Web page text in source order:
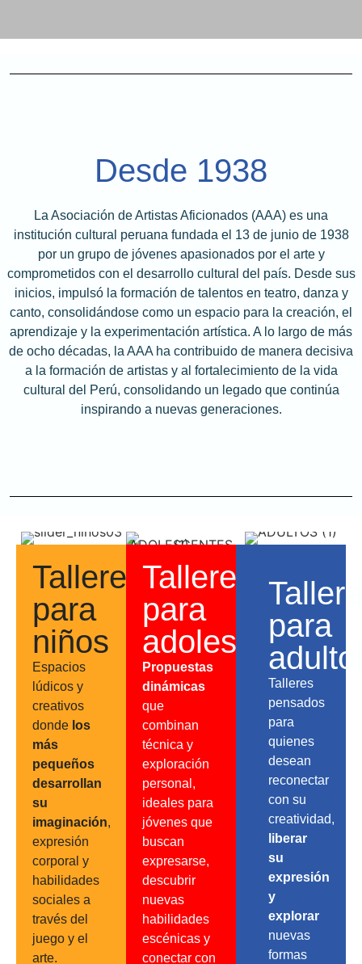
Desde 1938
La Asociación de Artistas Aficionados (AAA) es una
institución cultural peruana fundada el 13 de junio de 1938
por un grupo de jóvenes apasionados por el arte y
comprometidos con el desarrollo cultural del país. Desde sus
inicios, impulsó la formación de talentos en teatro, danza y
canto, consolidándose como un espacio para la creación, el
aprendizaje y la experimentación artística. A lo largo de más
de ocho décadas, la AAA ha contribuido de manera decisiva
a la formación de artistas y al fortalecimiento de la vida
cultural del Perú, consolidando un legado que continúa
inspirando a nuevas generaciones.
Talleres
para
niños
Espacios
lúdicos y
creativos
donde los
más
pequeños
desarrollan
su
imaginación,
expresión
corporal y
habilidades
sociales a
través del
juego y el
arte.
Talleres
para
adolescentes
Propuestas
dinámicas
que
combinan
técnica y
exploración
personal,
ideales para
jóvenes que
buscan
expresarse,
descubrir
nuevas
habilidades
escénicas y
conectar con
para
Talleres
pensados
para
quienes
desean
reconectar
con su
creatividad,
liberar
su
expresión
y
explorar
nuevas
formas